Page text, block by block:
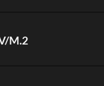
M.2